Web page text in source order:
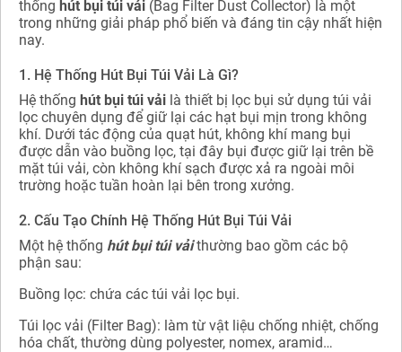
thống hút bụi túi vải (Bag Filter Dust Collector) là một
trong những giải pháp phổ biến và đáng tin cậy nhất hiện
nay.
1. Hệ Thống Hút Bụi Túi Vải Là Gì?
Hệ thống hút bụi túi vải là thiết bị lọc bụi sử dụng túi vải
lọc chuyên dụng để giữ lại các hạt bụi mịn trong không
khí. Dưới tác động của quạt hút, không khí mang bụi
được dẫn vào buồng lọc, tại đây bụi được giữ lại trên bề
mặt túi vải, còn không khí sạch được xả ra ngoài môi
trường hoặc tuần hoàn lại bên trong xưởng.
2. Cấu Tạo Chính Hệ Thống Hút Bụi Túi Vải
Một hệ thống hút bụi túi vảithường bao gồm các bộ
phận sau:
Buồng lọc: chứa các túi vải lọc bụi.
Túi lọc vải (Filter Bag): làm từ vật liệu chống nhiệt, chống
hóa chất, thường dùng polyester, nomex, aramid…